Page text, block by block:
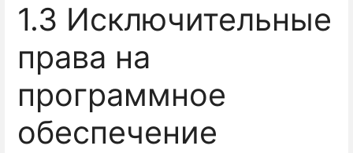
1.3 Исключительные
права на
программное
обеспечение